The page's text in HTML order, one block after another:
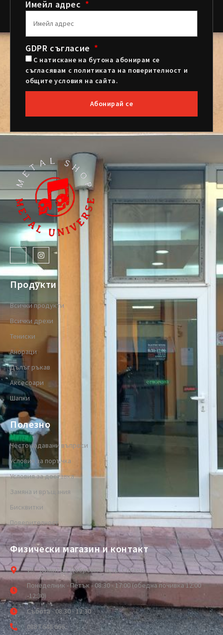
Имейл адрес
GDPR съгласие
С натискане на бутона абонирам се
съгласявам с политиката на поверителност и
общите условия на сайта.
Абонирай се
Продукти
Всички продукти
Всички дрехи
Тениски
Анораци
Дълъг ръкав
Аксесоари
Шапки
Полезно
Често задавани въпроси
Условия за поръчка
Условия за доставка
Замяна и връщания
Бисквитки
Поверителност
Физически магазин и контакт
ул. "Димитър Добрович" 6, гр. Сливен
Понеделник - Петък - 08:30 - 17:00 (обедна почивка 12:00
-12:30)
Събота - 08:30 - 12:30
0887 648 666